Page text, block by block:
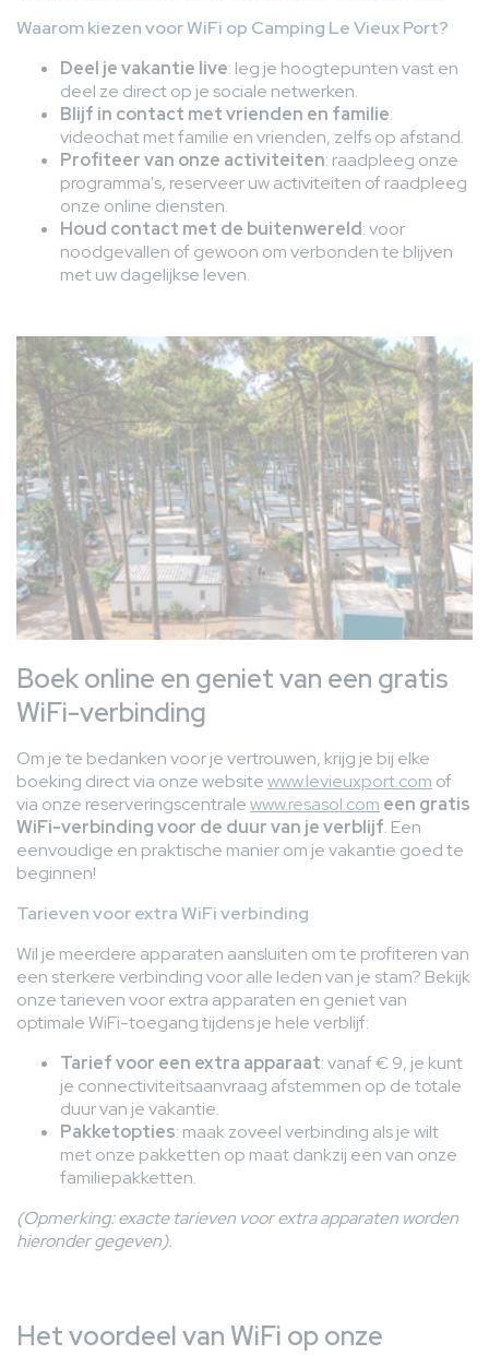
Waarom kiezen voor WiFi op Camping Le Vieux Port?
Deel je vakantie live: leg je hoogtepunten vast en
deel ze direct op je sociale netwerken.
Blijf in contact met vrienden en familie:
videochat met familie en vrienden, zelfs op afstand.
Profiteer van onze activiteiten: raadpleeg onze
programma's, reserveer uw activiteiten of raadpleeg
onze online diensten.
Houd contact met de buitenwereld: voor
noodgevallen of gewoon om verbonden te blijven
met uw dagelijkse leven.
Afbeelding
Boek online en geniet van een gratis
WiFi-verbinding
Om je te bedanken voor je vertrouwen, krijg je bij elke
boeking direct via onze websitewww.levieuxport.com of
via onze reserveringscentralewww.resasol.com een gratis
WiFi-verbinding voor de duur van je verblijf. Een
eenvoudige en praktische manier om je vakantie goed te
beginnen!
Tarieven voor extra WiFi verbinding
Wil je meerdere apparaten aansluiten om te profiteren van
een sterkere verbinding voor alle leden van je stam? Bekijk
onze tarieven voor extra apparaten en geniet van
optimale WiFi-toegang tijdens je hele verblijf:
Tarief voor een extra apparaat: vanaf € 9, je kunt
je connectiviteitsaanvraag afstemmen op de totale
duur van je vakantie.
Pakketopties: maak zoveel verbinding als je wilt
met onze pakketten op maat dankzij een van onze
familiepakketten.
(Opmerking: exacte tarieven voor extra apparaten worden
hieronder gegeven).
Het voordeel van WiFi op onze